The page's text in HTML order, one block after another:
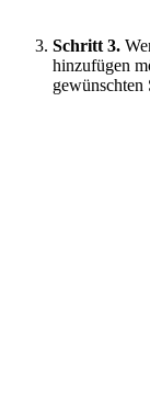
Schritt 3.
hinzufügen